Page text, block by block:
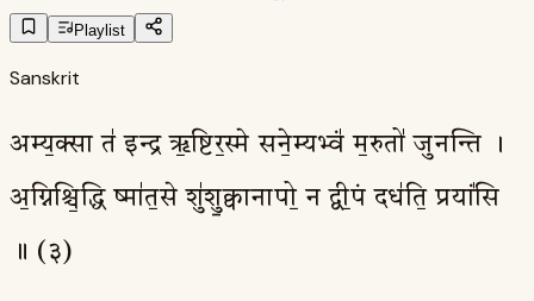
Playlist
Sanskrit
अम्य॒क्सा त॑ इन्द्र ऋ॒ष्टिर॒स्मे सने॒म्यभ्वं॑ म॒रुतो॑ जुनन्ति ।
अ॒ग्निश्चि॒द्धि ष्मा॑त॒से शु॑शु॒क्वानापो॒ न द्वी॒पं दध॑ति॒ प्रयां॑सि
॥ (३)